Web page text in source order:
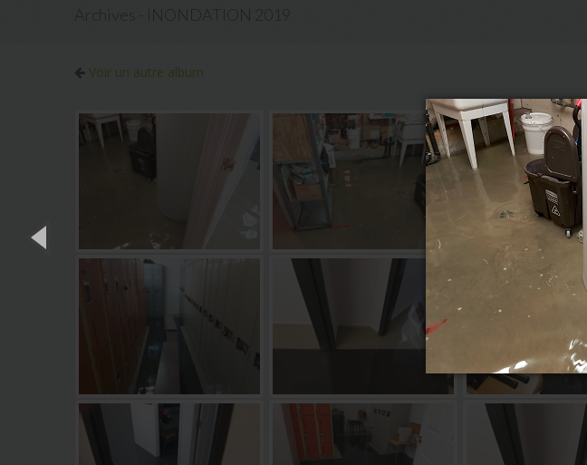
Voir un autre album